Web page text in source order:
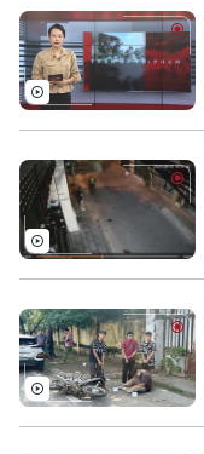
Chuyên mục